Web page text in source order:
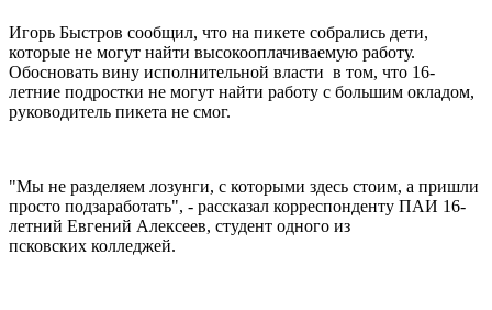
Игорь Быстров сообщил, что на пикете собрались дети,
которые не могут найти высокооплачиваемую работу.
Обосновать вину исполнительной власти в том, что 16-
летние подростки не могут найти работу с большим окладом,
руководитель пикета не смог.
"Мы не разделяем лозунги, с которыми здесь стоим, а пришли
просто подзаработать", - рассказал корреспонденту ПАИ 16-
летний Евгений Алексеев, студент одного из
псковских колледжей.